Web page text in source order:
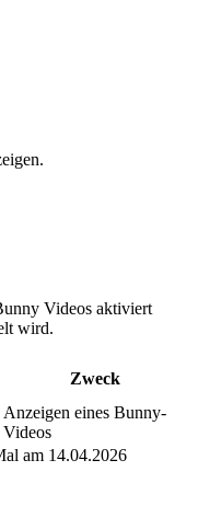
Videos aktiviert
wird.​
Zweck
Anzeigen eines Bunny-
Videos
am 14.04.2026